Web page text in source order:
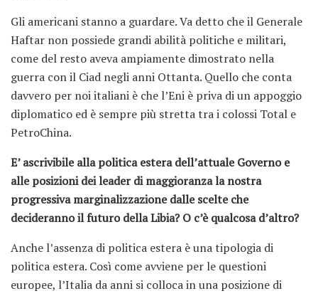
Gli americani stanno a guardare. Va detto che il Generale
Haftar non possiede grandi abilità politiche e militari,
come del resto aveva ampiamente dimostrato nella
guerra con il Ciad negli anni Ottanta. Quello che conta
davvero per noi italiani è che l’Eni è priva di un appoggio
diplomatico ed è sempre più stretta tra i colossi Total e
PetroChina.
E’ ascrivibile alla politica estera dell’attuale Governo e
alle posizioni dei leader di maggioranza la nostra
progressiva marginalizzazione dalle scelte che
decideranno il futuro della Libia? O c’è qualcosa d’altro?
Anche l’assenza di politica estera è una tipologia di
politica estera. Così come avviene per le questioni
europee, l’Italia da anni si colloca in una posizione di